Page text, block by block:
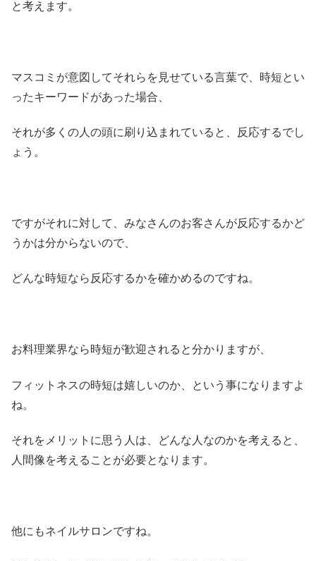
と考えます。
マスコミが意図してそれらを見せている言葉で、時短とい
ったキーワードがあった場合、
それが多くの人の頭に刷り込まれていると、反応するでし
ょう。
ですがそれに対して、みなさんのお客さんが反応するかど
うかは分からないので、
どんな時短なら反応するかを確かめるのですね。
お料理業界なら時短が歓迎されると分かりますが、
フィットネスの時短は嬉しいのか、という事になりますよ
ね。
それをメリットに思う人は、どんな人なのかを考えると、
人間像を考えることが必要となります。
他にもネイルサロンですね。